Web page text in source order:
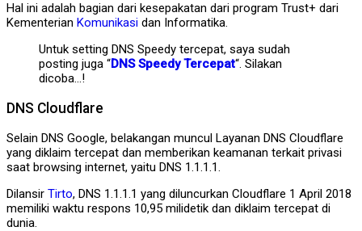
Hal ini adalah bagian dari kesepakatan dari program Trust+ dari
Kementerian Komunikasi dan Informatika.
Untuk setting DNS Speedy tercepat, saya sudah
posting juga “DNS Speedy Tercepat“. Silakan
dicoba…!
DNS Cloudflare
Selain DNS Google, belakangan muncul Layanan DNS Cloudflare
yang diklaim tercepat dan memberikan keamanan terkait privasi
saat browsing internet, yaitu DNS 1.1.1.1.
Dilansir Tirto, DNS 1.1.1.1 yang diluncurkan Cloudflare 1 April 2018
memiliki waktu respons 10,95 milidetik dan diklaim tercepat di
dunia.